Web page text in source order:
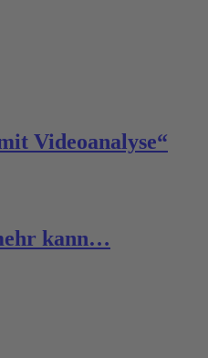
Videoanalyse“
kann…